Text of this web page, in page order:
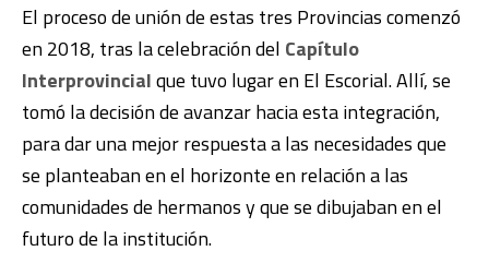
El proceso de unión de estas tres Provincias comenzó
en 2018, tras la celebración del Capítulo
Interprovincialque tuvo lugar en El Escorial. Allí, se
tomó la decisión de avanzar hacia esta integración,
para dar una mejor respuesta a las necesidades que
se planteaban en el horizonte en relación a las
comunidades de hermanos y que se dibujaban en el
futuro de la institución.